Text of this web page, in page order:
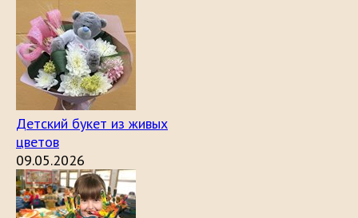
Детский букет из живых
цветов
09.05.2026